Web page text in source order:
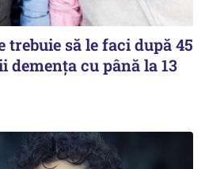
să le faci după 45
demența cu până la 13